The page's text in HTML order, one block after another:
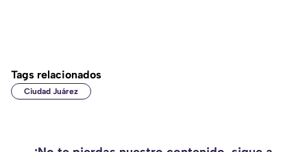
Tags relacionados
Ciudad Juárez